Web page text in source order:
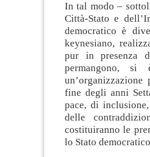
In tal modo –
Città-Stato e
democratico è
keynesiano,
pur in presenza
permangono, si
fine degli anni
pace, di
delle
costituiranno le
lo Stato